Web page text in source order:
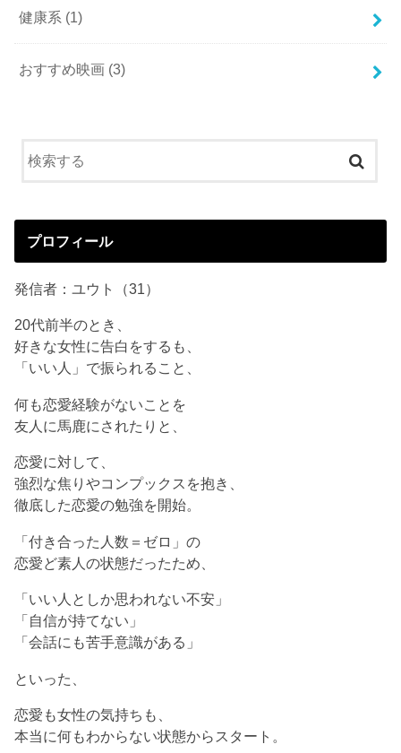
健康系 (1)
おすすめ映画 (3)
プロフィール
発信者：ユウト（31）
20代前半のとき、
好きな女性に告白をするも、
「いい人」で振られること、
何も恋愛経験がないことを
友人に馬鹿にされたりと、
恋愛に対して、
強烈な焦りやコンプックスを抱き、
徹底した恋愛の勉強を開始。
「付き合った人数＝ゼロ」の
恋愛ど素人の状態だったため、
「いい人としか思われない不安」
「自信が持てない」
「会話にも苦手意識がある」
といった、
恋愛も女性の気持ちも、
本当に何もわからない状態からスタート。